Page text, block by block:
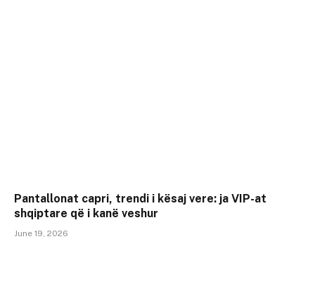
Pantallonat capri, trendi i kësaj vere: ja VIP-at
shqiptare që i kanë veshur
June 19, 2026